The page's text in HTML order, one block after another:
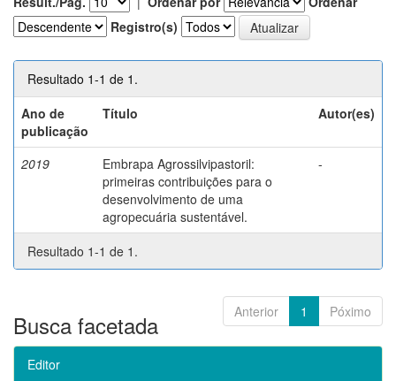
Registro(s)
Resultado 1-1 de 1.
Ano de
publicação
Título Autor(es)
2019
Embrapa Agrossilvipastoril:
primeiras contribuições para o
desenvolvimento de uma
agropecuária sustentável.
-
Resultado 1-1 de 1.
Anterior 1 Póximo
Busca facetada
Editor